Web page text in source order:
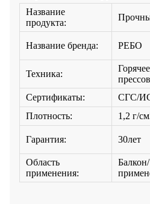
Название
продукта:
Название бренда: РЕБО
Техника:
Горячее
Сертификаты: СГС/
Плотность:
1,2 г/
Гарантия: 30лет
Область
применения: